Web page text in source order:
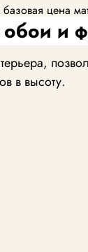
цена
и
в высоту.